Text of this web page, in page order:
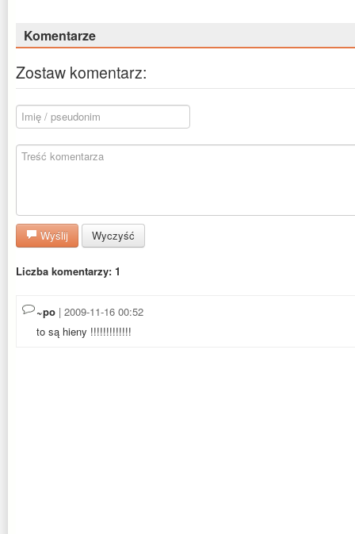
Komentarze
Zostaw komentarz:
Wyślij Wyczyść
Liczba komentarzy: 1
~po | 2009-11-16 00:52
to są hieny !!!!!!!!!!!!!